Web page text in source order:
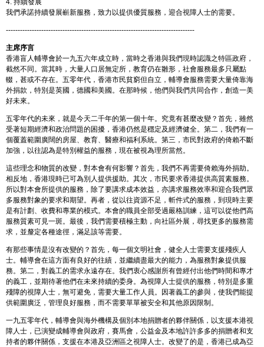
我們承諾持續發展嶄新服務，致力以提供優質服務，迎合視障人士的需要。
--------------------------------------------------------------------------------
主席序言
香港盲人輔導會於一九五六年成立時，當時之香港與我們現時認識之特區政府，
截然不同。當其時，大量人口居無定所，教育仍在雛形，社會服務最多只屬點
輟，甚或不存在。五零年代，香港市民貧窮但自立，輔導會服務需要大量倚靠海
外捐款，特別是英國，德國和美國。在那時候，他們與我們共同合作，創造一美
好未來。
五零年代的未來，就是今天二千年的第一個十年。究竟有甚麼改變？首先，雖然
受著短期經濟和政治問題的困擾，香港仍然是穩定及經濟健全。第二，我們有一
個覆蓋範圍廣闊的房屋、教育、醫療和福利系統。第三，市民對政府的倚賴不斷
加強，以往認為是特別權益的服務，現在被視為理所當然。
這些理念和物質的改變，對本會有何影響？首先，我們不再需要倚賴海外捐助。
相反地，香港現時已可為別人提供援助。其次，市民要求香港提供高質素服務。
所以對本會所提供的服務，除了要講求成本效益，亦講求服務效率和迎合我們眾
多服務對象的要求和期望。再者，從以往資源不足，斬件式的服務，到現時主要
是有計劃、收費和專業的模式。本會的職員全部受過嚴格訓練，這可以從他們高
服務質素可見一斑。最後，我們需要積極主動，向社區外展，尋找更多的服務需
求，並釐定各種途徑，滿足該等需要。
有那些事情是沒有改變的？首先，每一個文明社會，健全人士需要支援殘疾人
士。輔導會在這方面有良好的往績，並繼續盡最大的能力，為服務對象提供服
務。第二，對義工的需求永遠存在。我們衷心感謝所有曾經付出他們時間和專才
的義工，並期待著他們在未來持續的委身。為視障人士提供的服務，特別是多重
殘障的視障人士，無可避免，需要大量工作人員。因著義工的參與，使我們能提
供範圍廣泛，管理良好服務，而不需要單單被安全和其他原因限制。
一九五零年代，輔導會與海外機構及個別本地捐贈者的夥伴關係，以支援本港視
障人士，已演變成輔導會與政府，賽馬會，公益金及本地許許多多的捐贈者和支
持者的夥伴關係，支援在本港及亞洲區之視障人士。改變了的是，香港已成為亞